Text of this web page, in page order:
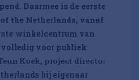
Daarmee is de eerste
the Netherlands, vanaf
winkelcentrum van
volledig voor publiek
Koek, project director
bij eigenaar